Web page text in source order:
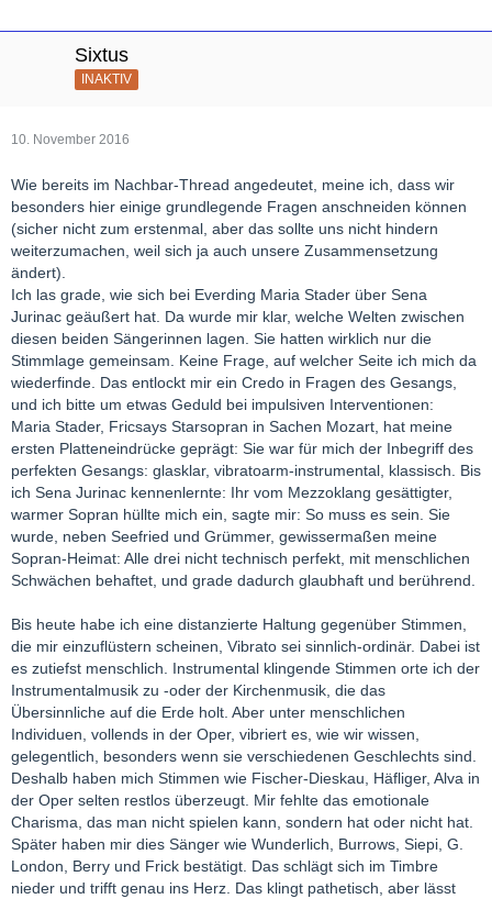
Sixtus
INAKTIV
10. November 2016
Wie bereits im Nachbar-Thread angedeutet, meine ich, dass wir
besonders hier einige grundlegende Fragen anschneiden können
(sicher nicht zum erstenmal, aber das sollte uns nicht hindern
weiterzumachen, weil sich ja auch unsere Zusammensetzung
ändert).
Ich las grade, wie sich bei Everding Maria Stader über Sena
Jurinac geäußert hat. Da wurde mir klar, welche Welten zwischen
diesen beiden Sängerinnen lagen. Sie hatten wirklich nur die
Stimmlage gemeinsam. Keine Frage, auf welcher Seite ich mich da
wiederfinde. Das entlockt mir ein Credo in Fragen des Gesangs,
und ich bitte um etwas Geduld bei impulsiven Interventionen:
Maria Stader, Fricsays Starsopran in Sachen Mozart, hat meine
ersten Platteneindrücke geprägt: Sie war für mich der Inbegriff des
perfekten Gesangs: glasklar, vibratoarm-instrumental, klassisch. Bis
ich Sena Jurinac kennenlernte: Ihr vom Mezzoklang gesättigter,
warmer Sopran hüllte mich ein, sagte mir: So muss es sein. Sie
wurde, neben Seefried und Grümmer, gewissermaßen meine
Sopran-Heimat: Alle drei nicht technisch perfekt, mit menschlichen
Schwächen behaftet, und grade dadurch glaubhaft und berührend.
Bis heute habe ich eine distanzierte Haltung gegenüber Stimmen,
die mir einzuflüstern scheinen, Vibrato sei sinnlich-ordinär. Dabei ist
es zutiefst menschlich. Instrumental klingende Stimmen orte ich der
Instrumentalmusik zu -oder der Kirchenmusik, die das
Übersinnliche auf die Erde holt. Aber unter menschlichen
Individuen, vollends in der Oper, vibriert es, wie wir wissen,
gelegentlich, besonders wenn sie verschiedenen Geschlechts sind.
Deshalb haben mich Stimmen wie Fischer-Dieskau, Häfliger, Alva in
der Oper selten restlos überzeugt. Mir fehlte das emotionale
Charisma, das man nicht spielen kann, sondern hat oder nicht hat.
Später haben mir dies Sänger wie Wunderlich, Burrows, Siepi, G.
London, Berry und Frick bestätigt. Das schlägt sich im Timbre
nieder und trifft genau ins Herz. Das klingt pathetisch, aber lässt